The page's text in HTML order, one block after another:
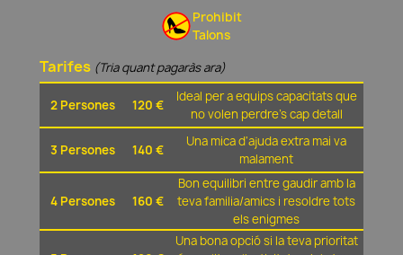
Prohibit
Talons
Tarifes (Tria quant pagaràs ara)
2 Persones 120 €
Ideal per a equips capacitats que
no volen perdre's cap detall
3 Persones 140 €
Una mica d'ajuda extra mai va
malament
4 Persones 160 €
Bon equilibri entre gaudir amb la
teva familia/amics i resoldre tots
els enigmes
Una bona opció si la teva prioritat